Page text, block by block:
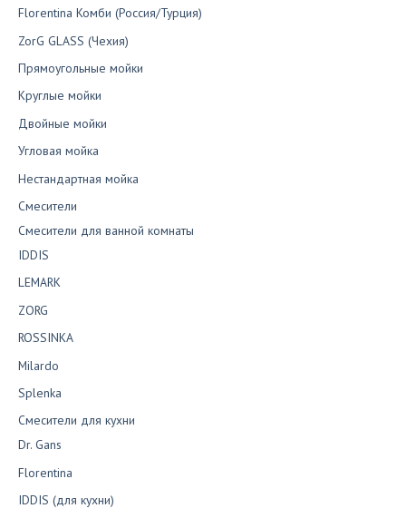
Florentina Комби (Россия/Турция)
ZorG GLASS (Чехия)
Прямоугольные мойки
Круглые мойки
Двойные мойки
Угловая мойка
Нестандартная мойка
Смесители
Смесители для ванной комнаты
IDDIS
LEMARK
ZORG
ROSSINKA
Milardo
Splenka
Смесители для кухни
Dr. Gans
Florentina
IDDIS (для кухни)